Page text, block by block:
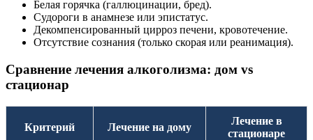
Белая горячка (галлюцинации, бред).
Судороги в анамнезе или эпистатус.
Декомпенсированный цирроз печени, кровотечение.
Отсутствие сознания (только скорая или реанимация).
Сравнение лечения алкоголизма: дом vs
стационар
Критерий Лечение на дому
Лечение в
стационаре